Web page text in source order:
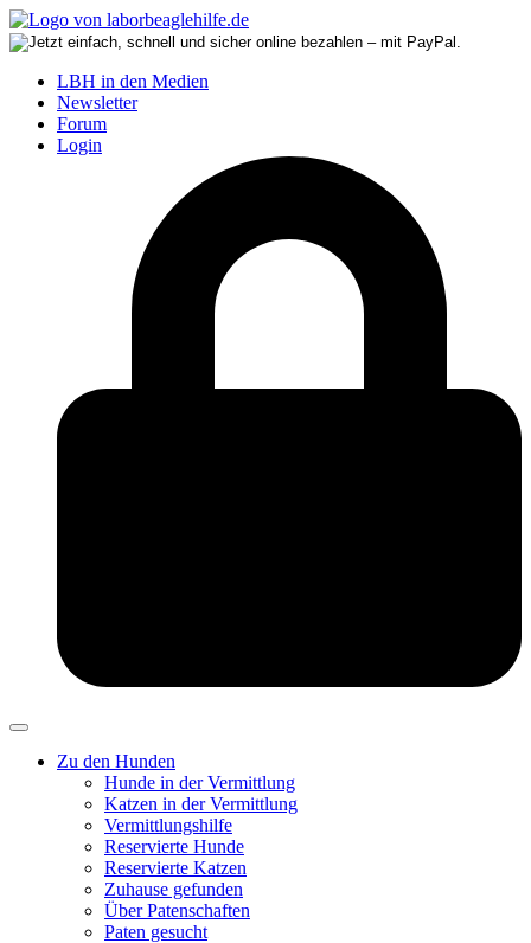
LBH in den Medien
Newsletter
Forum
Login
Zu den Hunden
Hunde in der Vermittlung
Katzen in der Vermittlung
Vermittlungshilfe
Reservierte Hunde
Reservierte Katzen
Zuhause gefunden
Über Patenschaften
Paten gesucht